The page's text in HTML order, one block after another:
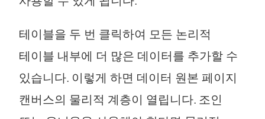
테이블을 두 번 클릭하여 모든 논리적
테이블 내부에 더 많은 데이터를 추가할 수
있습니다. 이렇게 하면 데이터 원본 페이지
캔버스의 물리적 계층이 열립니다. 조인